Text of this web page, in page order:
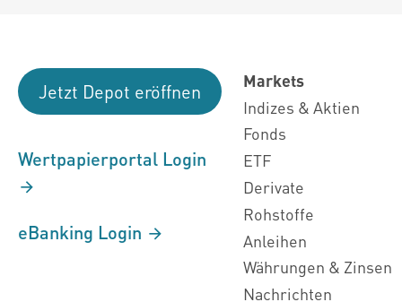
Jetzt Depot eröffnen
Wertpapierportal Login
eBanking Login
Markets
Indizes & Aktien
Fonds
ETF
Derivate
Rohstoffe
Anleihen
Währungen & Zinsen
Nachrichten